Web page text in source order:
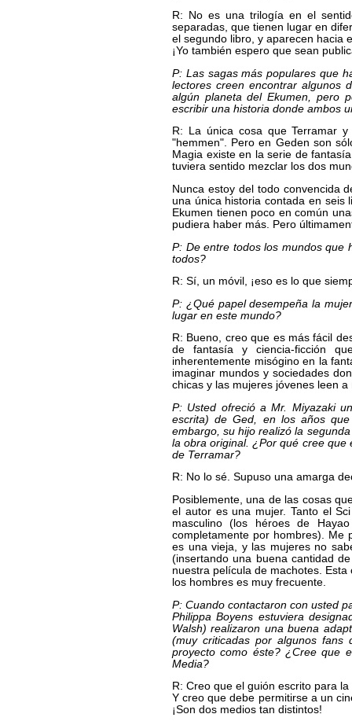
R: No es una trilogía en el
separadas, que tienen lugar en
el segundo libro, y aparecen hacia
¡Yo también espero que sean
P: Las sagas más populares que
lectores creen encontrar algunos
algún planeta del Ekumen, pero
escribir una historia donde ambos
R: La única cosa que Terramar
"hemmen". Pero en Geden son
Magia existe en la serie de
tuviera sentido mezclar los dos
Nunca estoy del todo convencida
una única historia contada en seis
Ekumen tienen poco en común
pudiera haber más. Pero
P: De entre todos los mundos que
todos?
R: Sí, un móvil, ¡eso es lo que
P: ¿Qué papel desempeña la
lugar en este mundo?
R: Bueno, creo que es más fácil
de fantasía y ciencia-ficción
inherentemente misógino en la
imaginar mundos y sociedades
chicas y las mujeres jóvenes leen
P: Usted ofreció a Mr. Miyazaki
escrita) de Ged, en los años
embargo, su hijo realizó la
la obra original. ¿Por qué cree que
de Terramar?
R: No lo sé. Supuso una amarga
Posiblemente, una de las cosas
el autor es una mujer. Tanto el
masculino (los héroes de
completamente por hombres). Me
es una vieja, y las mujeres no
(insertando una buena cantidad
nuestra película de machotes.
los hombres es muy frecuente.
P: Cuando contactaron con usted
Philippa Boyens estuviera
Walsh) realizaron una buena
(muy criticadas por algunos fans
proyecto como éste? ¿Cree que
Media?
R: Creo que el guión escrito para
Y creo que debe permitirse a un
¡Son dos medios tan distintos!